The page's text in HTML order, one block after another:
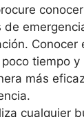
de
Conocer
tiempo
más
cualquier